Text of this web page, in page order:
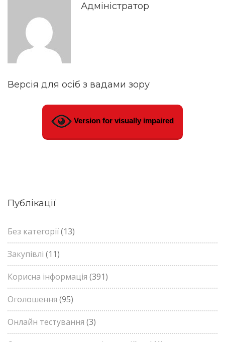
Адміністратор
Версія для осіб з вадами зору
Version for visually impaired
Публікації
Без категорії(13)
Закупівлі (11)
Корисна інформація (391)
Оголошення (95)
Онлайн тестування (3)